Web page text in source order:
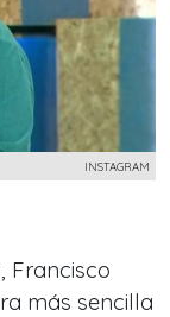
INSTAGRAM
Francisco
más sencilla